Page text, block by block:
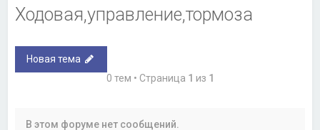
Ходовая,управление,тормоза
Новая тема
0 тем • Страница 1 из 1
В этом форуме нет сообщений.